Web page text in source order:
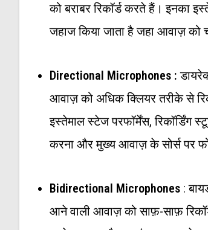
को बराबर रिकॉर्ड करते हैं। इनका
जहाज किया जाता है जहा आवाज़ को
Directional Microphones :
आवाज़ को अधिक क्लियर तरीके से
इस्तेमाल स्टेज परफॉर्मेंस, रिकॉर्डिंग
करना और मुख्य आवाज़ के सोर्स पर
Bidirectional Microphones :
आने वाली आवाज़ को साफ़-साफ़